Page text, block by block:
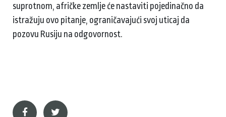
suprotnom, afričke zemlje će nastaviti pojedinačno da
istražuju ovo pitanje, ograničavajući svoj uticaj da
pozovu Rusiju na odgovornost.